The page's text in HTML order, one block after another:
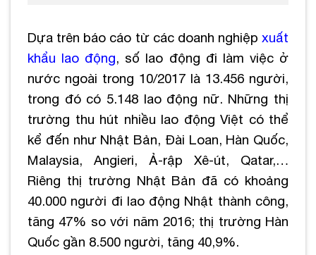
Dựa trên báo cáo từ các doanh nghiệp xuất
khẩu lao động, số lao động đi làm việc ở
nước ngoài trong 10/2017 là 13.456 người,
trong đó có 5.148 lao động nữ. Những thị
trường thu hút nhiều lao động Việt có thể
kể đến như Nhật Bản, Đài Loan, Hàn Quốc,
Malaysia, Angieri, Ả-rập Xê-út, Qatar,…
Riêng thị trường Nhật Bản đã có khoảng
40.000 người đi lao động Nhật thành công,
tăng 47% so với năm 2016; thị trường Hàn
Quốc gần 8.500 người, tăng 40,9%.